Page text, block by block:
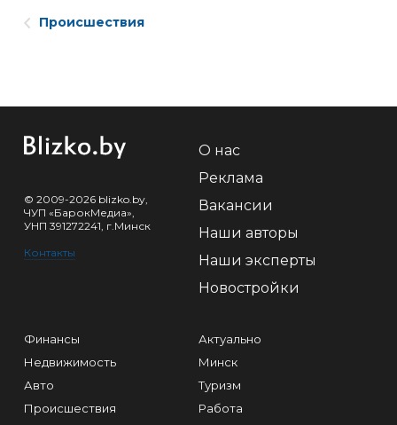
Происшествия
© 2009-2026 blizko.by,
ЧУП «БарокМедиа»,
УНП 391272241, г.Минск
Контакты
О нас
Реклама
Вакансии
Наши авторы
Наши эксперты
Новостройки
Финансы
Недвижимость
Авто
Происшествия
Актуально
Минск
Туризм
Работа